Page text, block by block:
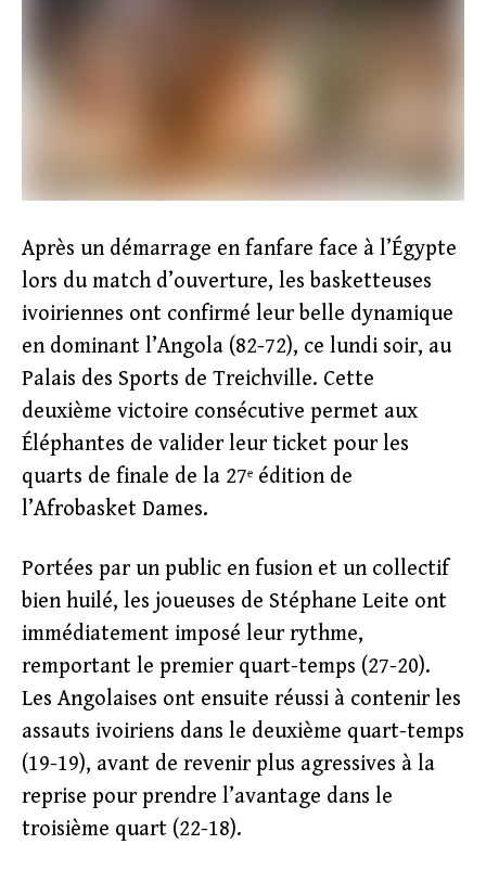
Après un démarrage en fanfare face à l’Égypte
lors du match d’ouverture, les basketteuses
ivoiriennes ont confirmé leur belle dynamique
en dominant l’Angola (82-72), ce lundi soir, au
Palais des Sports de Treichville. Cette
deuxième victoire consécutive permet aux
Éléphantes de valider leur ticket pour les
quarts de finale de la 27ᵉ édition de
l’Afrobasket Dames.
Portées par un public en fusion et un collectif
bien huilé, les joueuses de Stéphane Leite ont
immédiatement imposé leur rythme,
remportant le premier quart-temps (27-20).
Les Angolaises ont ensuite réussi à contenir les
assauts ivoiriens dans le deuxième quart-temps
(19-19), avant de revenir plus agressives à la
reprise pour prendre l’avantage dans le
troisième quart (22-18).